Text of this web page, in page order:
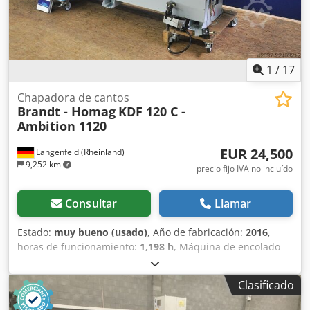
1 / 17
Langenfeld (Rheinland)
9,252 km
Chapadora de cantos
Brandt - Homag KDF 120 C -
Ambition 1120
EUR 24,500
precio fijo IVA no incluído
Consultar Llamar
Estado: muy bueno (usado), Año de fabricación: 2016,
horas de funcionamiento: 1,198 h, Máquina de encolado
de cantos Brandt Ambition 1120 c con 2 depósitos de
adhesivo, fresado de unión, copia de esquinas y dos
cuchillas de arrastre. Buena máquina para principiantes
con un equipamiento completo. Se puede enviar un vídeo
Clasificado